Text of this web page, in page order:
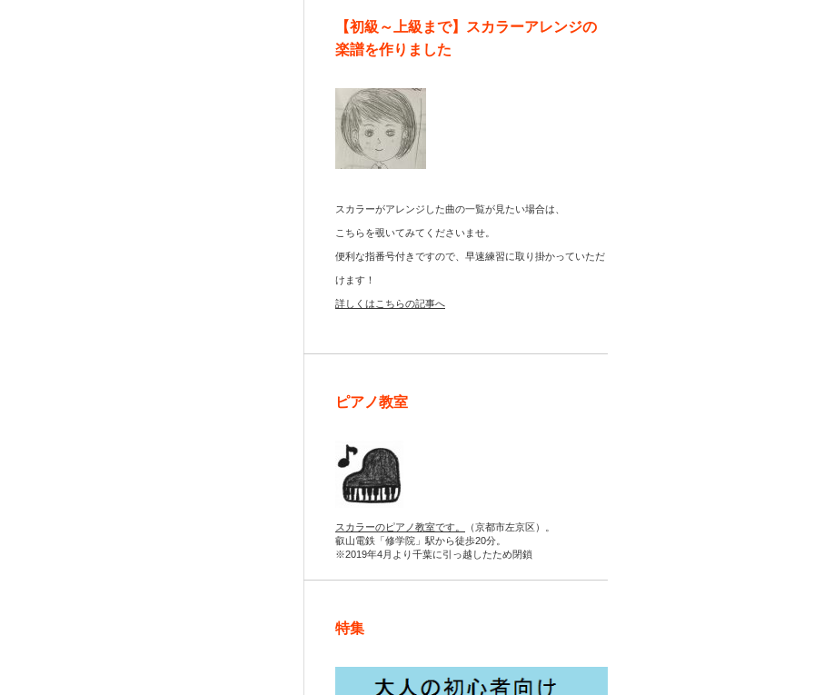
【初級～上級まで】スカラーアレンジの
楽譜を作りました
スカラーがアレンジした曲の一覧が見たい場合は、
こちらを覗いてみてくださいませ。
便利な指番号付きですので、早速練習に取り掛かっていただ
けます！
詳しくはこちらの記事へ
ピアノ教室
スカラーのピアノ教室です。
（京都市左京区）。
叡山電鉄「修学院」駅から徒歩20分。
※2019年4月より千葉に引っ越したため閉鎖
特集